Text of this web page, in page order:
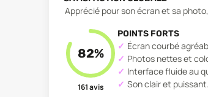
Apprécié pour son écran et sa
82%
161avis
POINTS FORTS
Écran courbé
Photos nettes et
Interface fluide au
Son clair et puissant.